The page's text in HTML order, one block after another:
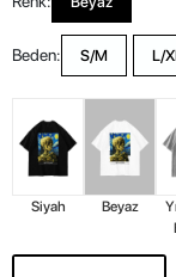
Beden: S/M L/
Siyah Beyaz